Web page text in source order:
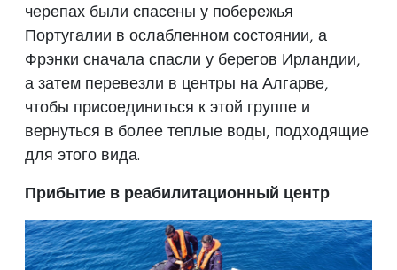
черепах были спасены у побережья
Португалии в ослабленном состоянии, а
Фрэнки сначала спасли у берегов Ирландии,
а затем перевезли в центры на Алгарве,
чтобы присоединиться к этой группе и
вернуться в более теплые воды, подходящие
для этого вида.
Прибытие в реабилитационный центр